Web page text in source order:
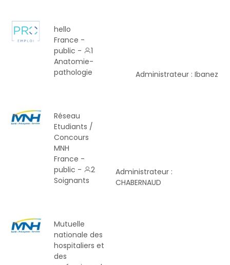
hello
France -
public -
1
Anatomie-
pathologie
Administrateur : Ibanez
Réseau
Etudiants /
Concours
MNH
France -
public -
2
Soignants
Administrateur :
CHABERNAUD
Mutuelle
nationale des
hospitaliers et
des